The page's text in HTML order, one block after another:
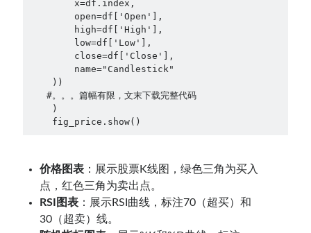
    fig_price.show()
价格图表 ：展示股票K线图，绿色三角为买入
点，红色三角为卖出点。
RSI图表 ：展示RSI曲线，标注70（超买）和
30（超卖）线。